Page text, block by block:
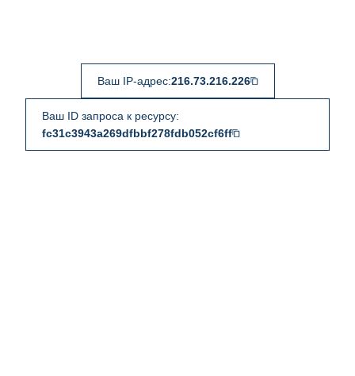
Ваш IP-адрес:216.73.216.226
Ваш ID запроса к ресурсу:
fc31c3943a269dfbbf278fdb052cf6ff